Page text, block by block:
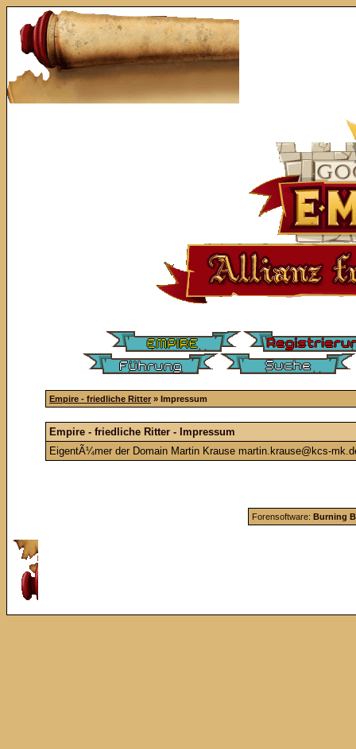
Empire - friedliche Ritter » Impressum
Empire - friedliche Ritter - Impressum
EigentÃ¼mer der Domain Martin Krause martin.krause@kcs-
Forensoftware: Burning